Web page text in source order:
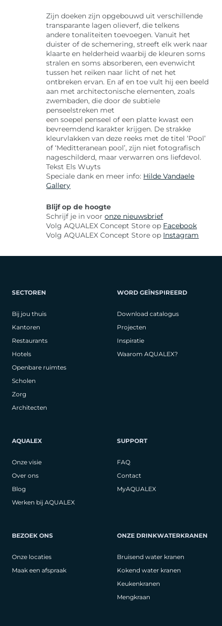
Zijn doeken zijn opgebouwd uit verschillende
transparante lagen olieverf, die telkens
andere tonaliteiten toevoegen. Vanuit het
duister of de schemering, streeft elk werk naar
klaarte en helderheid waarbij de kleuren soms
stralen en soms absorberen, een evenwicht
tussen het reiken naar licht of net het
ontbreken ervan. En af en toe vult hij een beeld
aan met architectonische elementen, zoals
zwembaden, die door de subtiele
penseelstreken met
een soepel penseel of een platte kwast een
bevreemdend karakter krijgen. De strakke
kleurvlakken van deze reeks met de titel ‘Pool’
of ‘Meditteranean pool’, zijn niet fotografisch
nageschilderd, maar verwarren ons liefdevol.
Tekst Els Wuyts
Speciale dank en meer info: Hilde Vandaele
Gallery
Blijf op de hoogte
Schrijf je in vooronze nieuwsbrief
Volg AQUALEX Concept Store op Facebook
Volg AQUALEX Concept Store op Instagram
SECTOREN
Bij jou thuis
Kantoren
Restaurants
Hotels
Openbare ruimtes
Scholen
Zorg
Architecten
WORD GEÏNSPIREERD
Download catalogus
Projecten
Inspiratie
Waarom AQUALEX?
AQUALEX
Onze visie
Over ons
Blog
Werken bij AQUALEX
SUPPORT
FAQ
Contact
MyAQUALEX
BEZOEK ONS
Onze locaties
Maak een afspraak
ONZE DRINKWATERKRANEN
Bruisend water kranen
Kokend water kranen
Keukenkranen
Mengkraan